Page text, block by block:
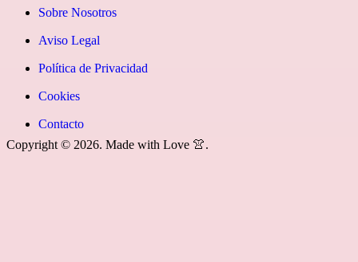
Copyright © 2026. Made with Love 👚.
instagram»]
fa-
youtube»]
Google
News
icon
icon=»fa
fa-
rss»]
Sobre Nosotros
Aviso Legal
Política de Privacidad
Cookies
Contacto